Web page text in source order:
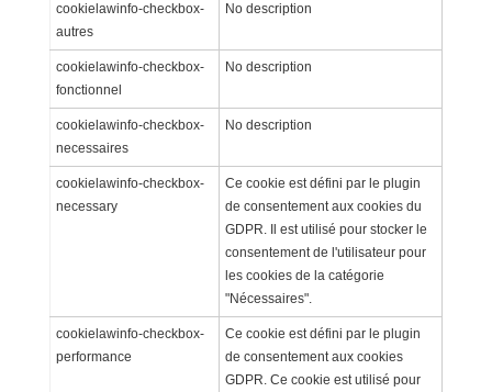
cookielawinfo-checkbox-
autres
No description
cookielawinfo-checkbox-
fonctionnel
No description
cookielawinfo-checkbox-
necessaires
No description
cookielawinfo-checkbox-
necessary
Ce cookie est défini par le plugin
de consentement aux cookies du
GDPR. Il est utilisé pour stocker le
consentement de l'utilisateur pour
les cookies de la catégorie
"Nécessaires".
cookielawinfo-checkbox-
performance
Ce cookie est défini par le plugin
de consentement aux cookies
GDPR. Ce cookie est utilisé pour